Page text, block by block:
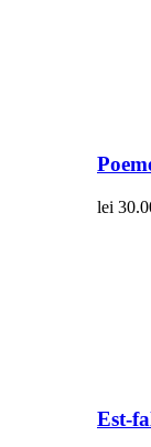
lei
Est-